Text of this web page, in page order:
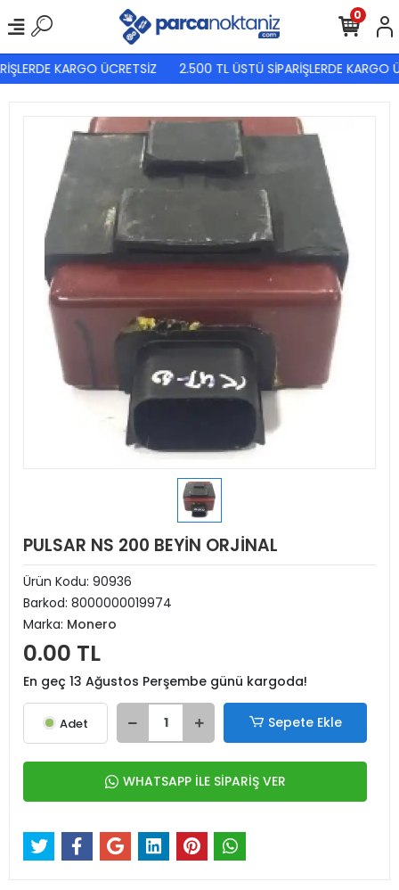
KARGO ÜCRETSİZ 2.500 TL ÜSTÜ SİPARİŞLERDE KARGO
0
PULSAR NS 200 BEYİN ORJİNAL
Ürün Kodu: 90936
Barkod: 8000000019974
Marka: Monero
0.00 TL
En geç 13 Ağustos Perşembe günü kargoda!
Adet Sepete Ekle
WHATSAPP İLE SİPARİŞ VER